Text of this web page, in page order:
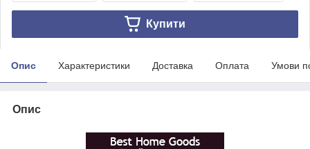
Купити
Опис Характеристики Доставка Оплата Умови
Опис